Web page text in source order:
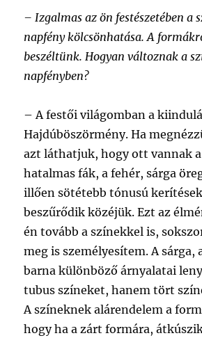
– Izgalmas az ön festészetében a
napfény kölcsönhatása. A
beszéltünk. Hogyan változnak a
napfényben?
– A festői világomban a
Hajdúböszörmény. Ha
azt láthatjuk, hogy ott vannak
hatalmas fák, a fehér, sárga
illően sötétebb tónusú
beszűrődik közéjük. Ezt az
én tovább a színekkel is,
meg is személyesítem. A sárga,
barna különböző árnyalatai
tubus színeket, hanem tört
A színeknek alárendelem a
hogy ha a zárt formára,